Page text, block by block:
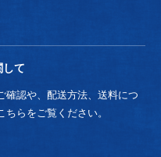
して
確認や、配送方法、送料につ
らをご覧ください。